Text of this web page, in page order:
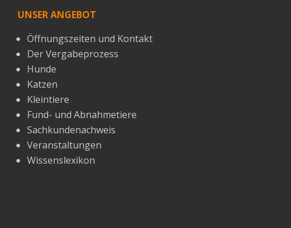
UNSER ANGEBOT
Öffnungszeiten und Kontakt
Der Vergabeprozess
Hunde
Katzen
Kleintiere
Fund- und Abnahmetiere
Sachkundenachweis
Veranstaltungen
Wissenslexikon